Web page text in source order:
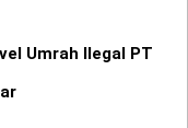
Umrah Ilegal PT